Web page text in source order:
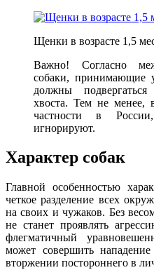
Щенки в возрасте 1,5
Важно! Согласно
собаки, принимающие
должны
хвоста. Тем не менее,
частности в
игнорируют.
Характер собак
Главной особенностью
четкое разделение всех
на своих и чужаков. Без
не станет проявлять
флегматичный
может совершить
вторжении постороннего в